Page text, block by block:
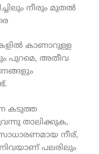
നീരും മുതൽ
കാണാറുള്ള
പുറമെ, അതീവ
കടുത്ത
താലിക്കുക,
നീര്,
പലരിലും